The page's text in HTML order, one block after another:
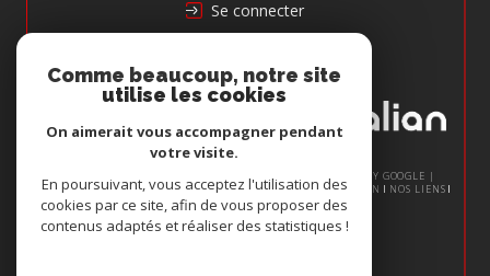
Se connecter
ADHÉRONS
© 2026 | TOUS DROITS RÉSERVÉS | TRADUCTION POWERED BY GOOGLE |
NOS HONORAIRES
PLAN DU SITE MENTIONS LÉGALES ADMIN
NOS LIENS
POLITIQUE RGPD
COOKIES
Comme beaucoup, notre site
utilise les cookies
On aimerait vous accompagner pendant
votre visite.
En poursuivant, vous acceptez l'utilisation des
cookies par ce site, afin de vous proposer des
contenus adaptés et réaliser des statistiques !